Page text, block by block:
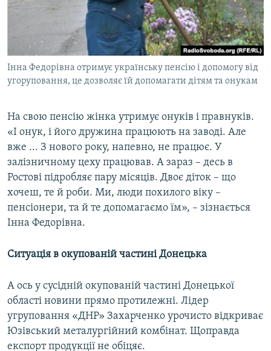
Інна Федорівна отримує українську пенсію і допомогу від
угоруповання, це дозволяє їй допомагати дітям та онукам
На свою пенсію жінка утримує онуків і правнуків.
«І онук, і його дружина працюють на заводі. Але
вже ... З нового року, напевно, не працює. У
залізничному цеху працював. А зараз – десь в
Ростові підробляє пару місяців. Двоє діток – що
хочеш, те й роби. Ми, люди похилого віку –
пенсіонери, та й те допомагаємо їм», – зізнається
Інна Федорівна.
Ситуація в окупованій частині Донецька
А ось у сусідній окупованій частині Донецької
області новини прямо протилежні. Лідер
угруповання «ДНР» Захарченко урочисто відкриває
Юзівський металургійний комбінат. Щоправда
експорт продукції не обіцяє.